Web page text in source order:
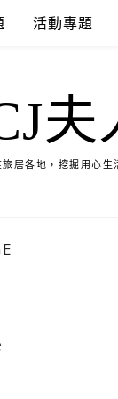
活動專題
夫
居各地，挖掘用心